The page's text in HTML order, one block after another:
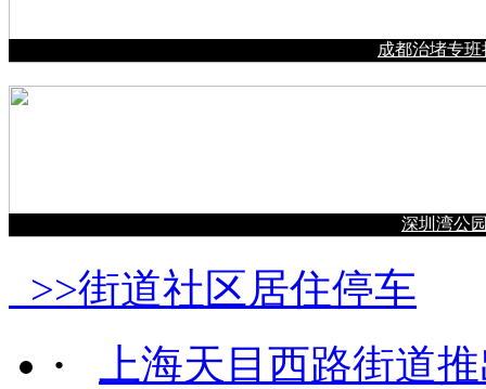
成都治堵专
深圳湾公
>>街道社区居住停车
·
上海天目西路街道